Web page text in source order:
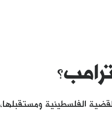
الفلسطينية ومستقبلها،